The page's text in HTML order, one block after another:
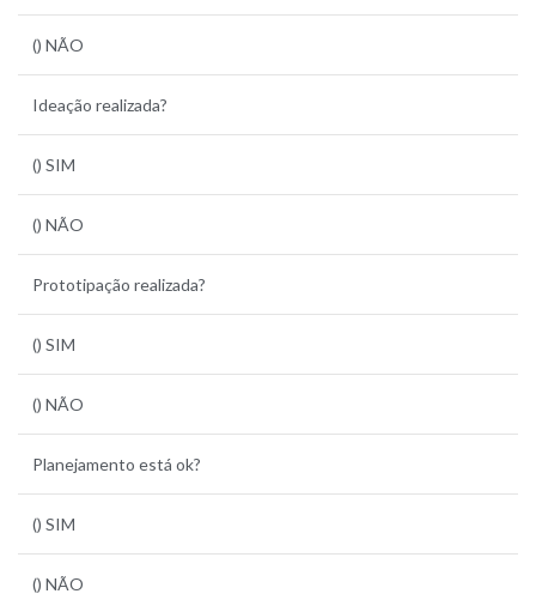
() NÃO
Ideação realizada?
() SIM
() NÃO
Prototipação realizada?
() SIM
() NÃO
Planejamento está ok?
() SIM
() NÃO